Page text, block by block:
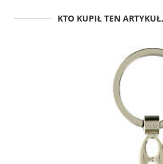
KTO KUPIŁ TEN